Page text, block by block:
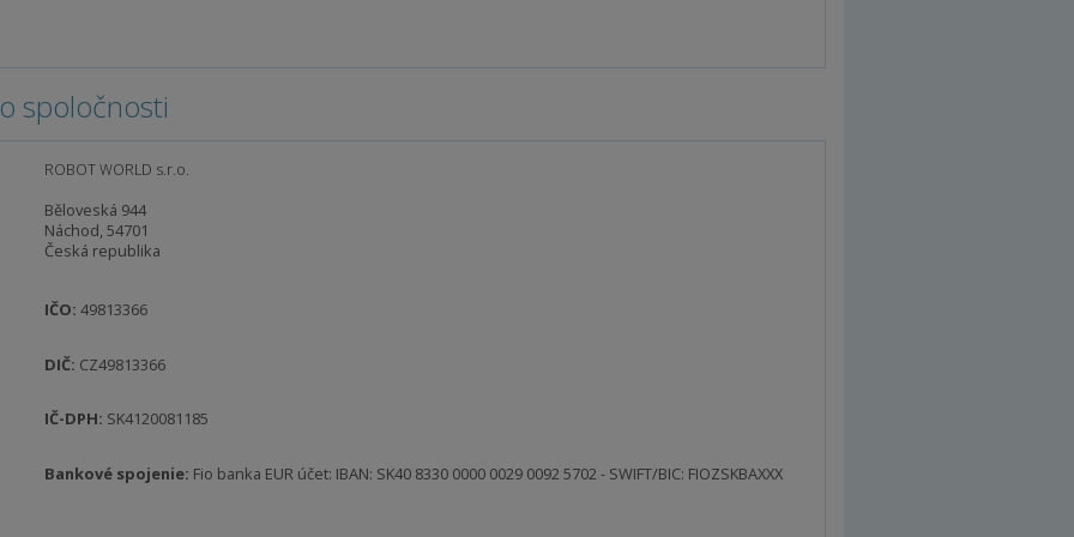
spoločnosti
ROBOT WORLD s.r.o.
Běloveská 944
Náchod, 54701
Česká republika
IČO: 49813366
DIČ: CZ49813366
IČ-DPH: SK4120081185
Bankové spojenie: Fio banka EUR účet: IBAN: SK40 8330 0000 0029 0092 5702 - SWIFT/BIC: FIOZSKBAXXX